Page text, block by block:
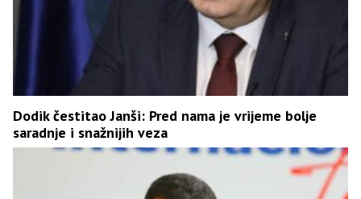
Dodik čestitao Janši: Pred nama je vrijeme bolje
saradnje i snažnijih veza